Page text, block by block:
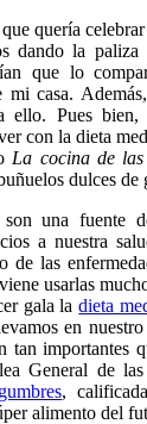
quería
dando la
que lo
mi casa.
ello. Pues
con la dieta
La cocina de las
dulces de
son una fuente
a nuestra
de las
usarlas
gala ladieta
en
tan importantes
General de
,
alimento del